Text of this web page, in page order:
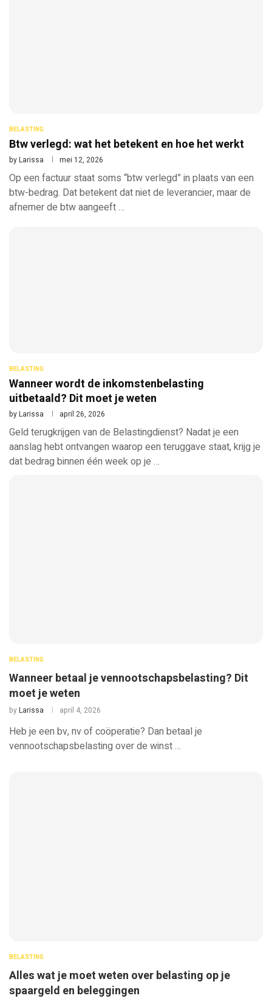
BELASTING
Btw verlegd: wat het betekent en hoe het werkt
byLarissa mei 12, 2026
Op een factuur staat soms “btw verlegd” in plaats van een
btw-bedrag. Dat betekent dat niet de leverancier, maar de
afnemer de btw aangeeft …
BELASTING
Wanneer wordt de inkomstenbelasting
uitbetaald? Dit moet je weten
byLarissa april 26, 2026
Geld terugkrijgen van de Belastingdienst? Nadat je een
aanslag hebt ontvangen waarop een teruggave staat, krijg je
dat bedrag binnen één week op je …
BELASTING
Wanneer betaal je vennootschapsbelasting? Dit
moet je weten
byLarissa april 4, 2026
Heb je een bv, nv of coöperatie? Dan betaal je
vennootschapsbelasting over de winst …
BELASTING
Alles wat je moet weten over belasting op je
spaargeld en beleggingen